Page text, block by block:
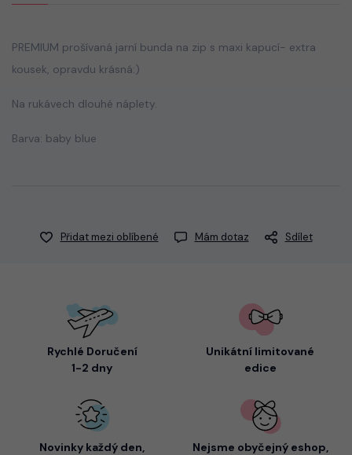
PREMIUM prošívaná jarní bunda na zip s maxi kapucí- extra
kousek, opravdu krásná:)
Na rukávech dlouhé náplety.
Barva: baby blue
Přidat mezi oblíbené Mám dotaz Sdílet
Rychlé Doručení
1-2 dny
Unikátní limitované
edice
Novinky každý den, Nejsme obyčejný eshop,